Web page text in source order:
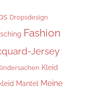
Dropsdesign
Fashion
Jersey
Kleid
Mantel Meine